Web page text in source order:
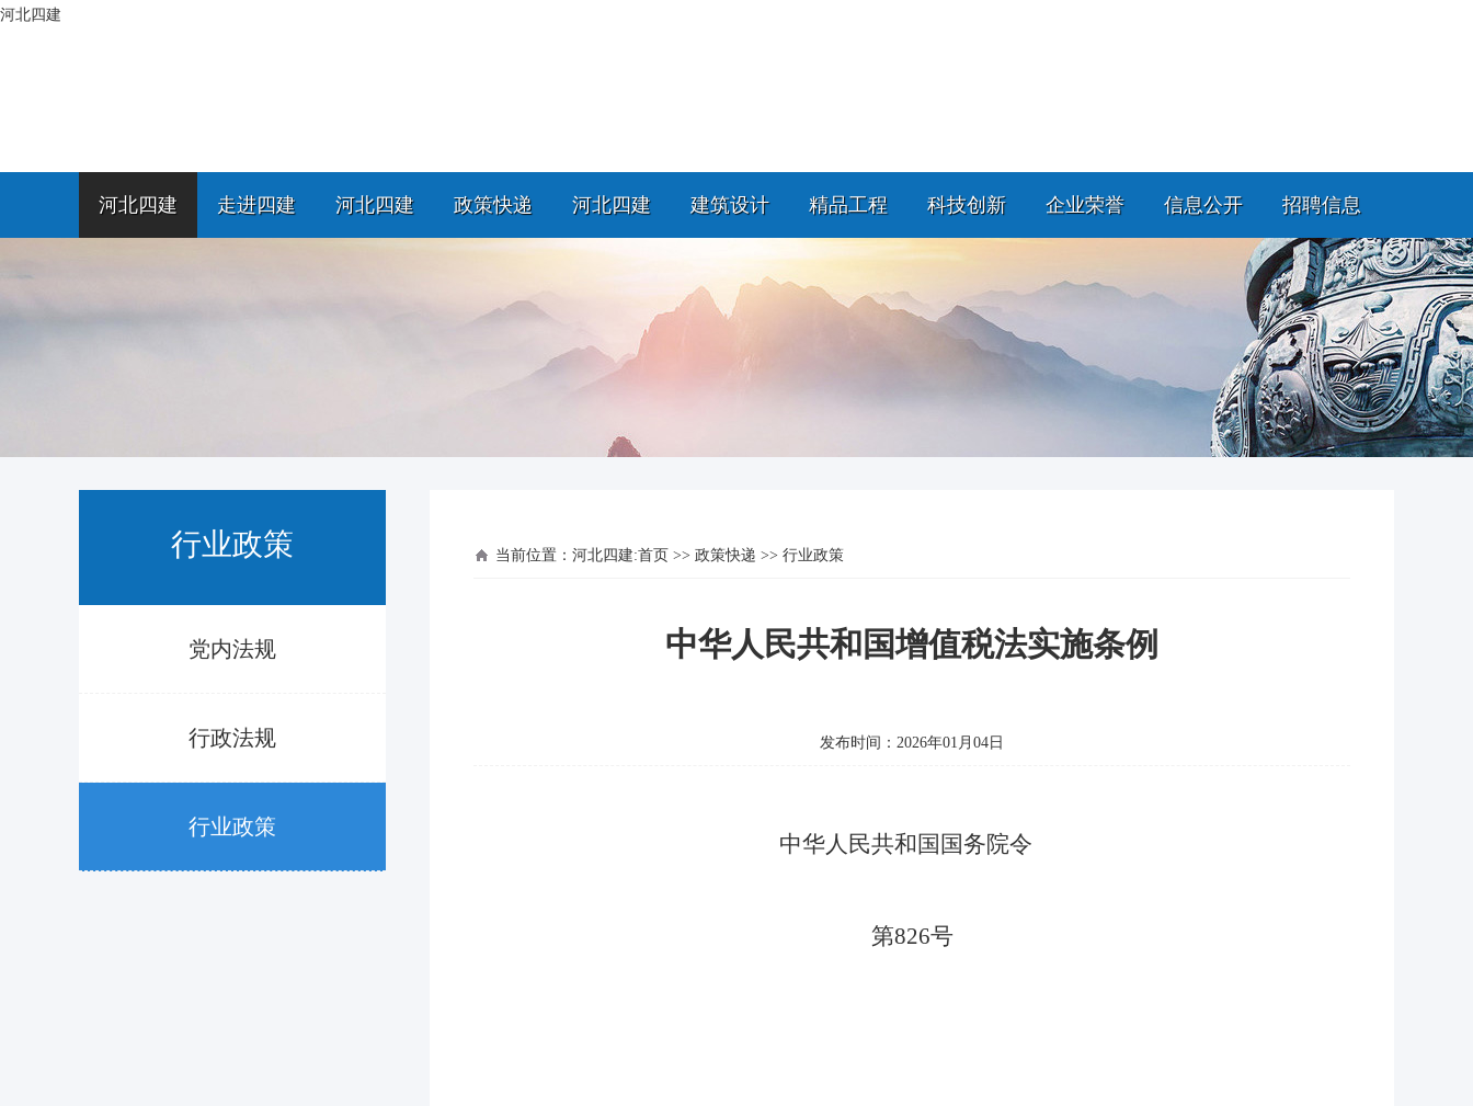
河北四建
河北四建 走进四建 河北四建 政策快递 河北四建 建筑设计 精品工程 科技创新 企业荣誉 信息公开 招聘信息
行业政策
党内法规
行政法规
行业政策
当前位置： 河北四建:首页 >> 政策快递 >> 行业政策
中华人民共和国增值税法实施条例
发布时间：2026年01月04日
中华人民共和国国务院令
第826号